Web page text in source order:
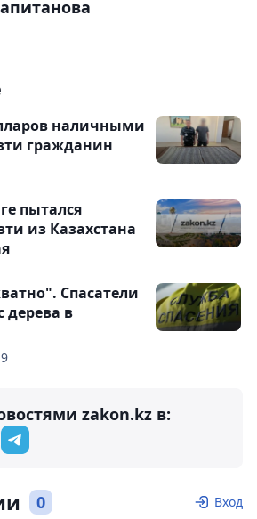
наличными
гражданин
пытался
из Казахстана
Спасатели
дерева в
zakon.kz в:
0 Вход